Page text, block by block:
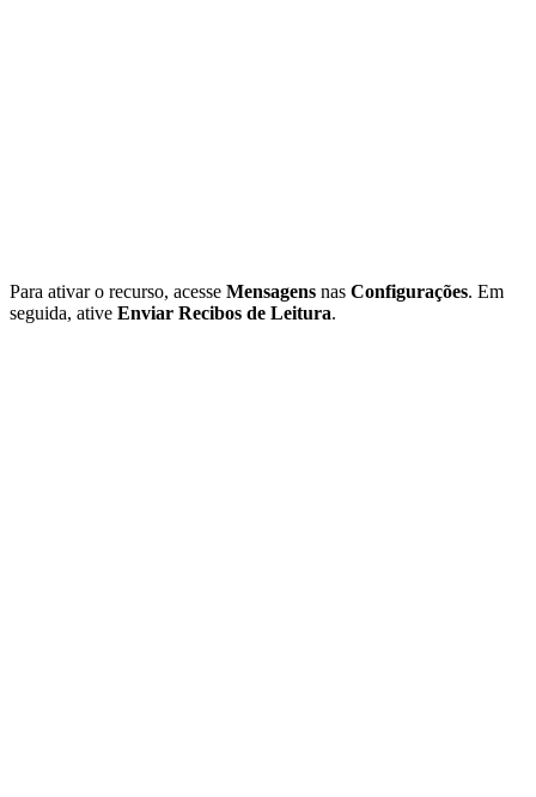
Para ativar o recurso, acesse Mensagens nas Configurações. Em
seguida, ative Enviar Recibos de Leitura.